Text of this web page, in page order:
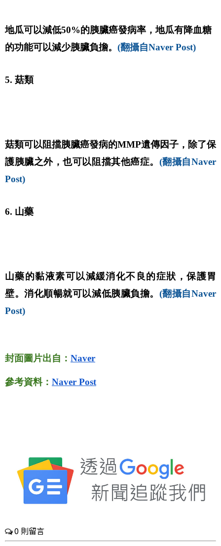
地瓜可以減低50%的胰臟癌發病率，地瓜有降血糖
的功能可以減少胰臟負擔。 (翻攝自Naver Post)
5. 菇類
菇類可以阻擋胰臟癌發病的MMP遺傳因子，除了保
護胰臟之外，也可以阻擋其他癌症。 (翻攝自Naver
Post)
6. 山藥
山藥的黏液素可以減緩消化不良的症狀，保護胃
壁。消化順暢就可以減低胰臟負擔。 (翻攝自Naver
Post)
封面圖片出自： Naver
參考資料： Naver Post